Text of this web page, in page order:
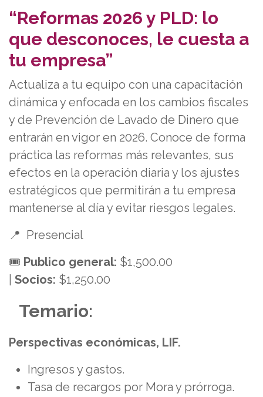
“Reformas 2026 y PLD: lo
que desconoces, le cuesta a
tu empresa”
Actualiza a tu equipo con una capacitación
dinámica y enfocada en los cambios fiscales
y de Prevención de Lavado de Dinero que
entrarán en vigor en 2026. Conoce de forma
práctica las reformas más relevantes, sus
efectos en la operación diaria y los ajustes
estratégicos que permitirán a tu empresa
mantenerse al día y evitar riesgos legales.
📍 Presencial
🎟️ Publico general: $1,500.00
Socios: $1,250.00
​Temario:
Perspectivas económicas, LIF.
Ingresos y gastos.
Tasa de recargos por Mora y prórroga.